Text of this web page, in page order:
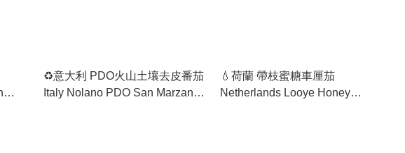
♻️意大利 PDO火山土壤去皮番茄
Italy Nolano PDO San Marzano
💧荷蘭 帶枝蜜糖車厘茄
Netherlands Looye Honey